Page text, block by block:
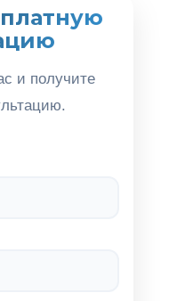
и получите